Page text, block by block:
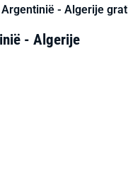
- Algerije
- Algerije